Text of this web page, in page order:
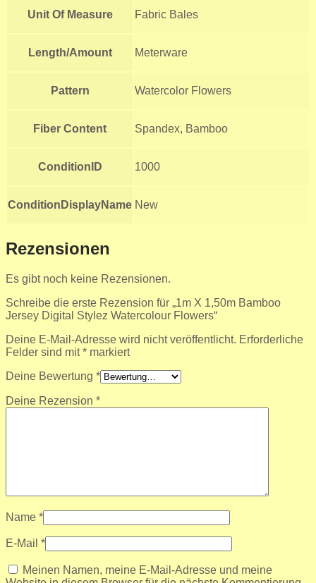
Unit Of Measure Fabric Bales
Length/Amount Meterware
Pattern Watercolor Flowers
Fiber Content Spandex, Bamboo
ConditionID 1000
ConditionDisplayName New
Rezensionen
Es gibt noch keine Rezensionen.
Schreibe die erste Rezension für „1m X 1,50m Bamboo
Jersey Digital Stylez Watercolour Flowers“
Deine E-Mail-Adresse wird nicht veröffentlicht. Erforderliche
Felder sind mit* markiert
Deine Bewertung *
Deine Rezension *
Name *
E-Mail *
Meinen Namen, meine E-Mail-Adresse und meine